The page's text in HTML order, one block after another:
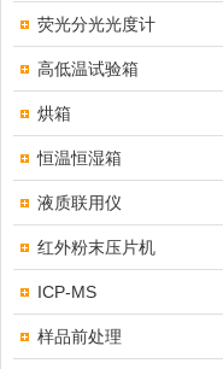
荧光分光光度计
高低温试验箱
烘箱
恒温恒湿箱
液质联用仪
红外粉末压片机
ICP-MS
样品前处理